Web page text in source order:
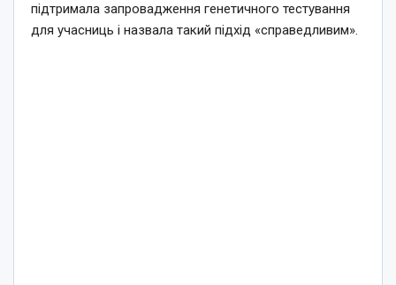
підтримала запровадження генетичного тестування
для учасниць і назвала такий підхід «справедливим».